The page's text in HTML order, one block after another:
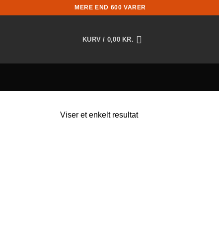
MERE END 600 VARER
KURV / 0,00 KR.
Viser et enkelt resultat